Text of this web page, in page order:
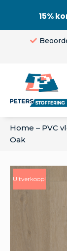
Home – PVC
Oak
Uitverkoop!
15%